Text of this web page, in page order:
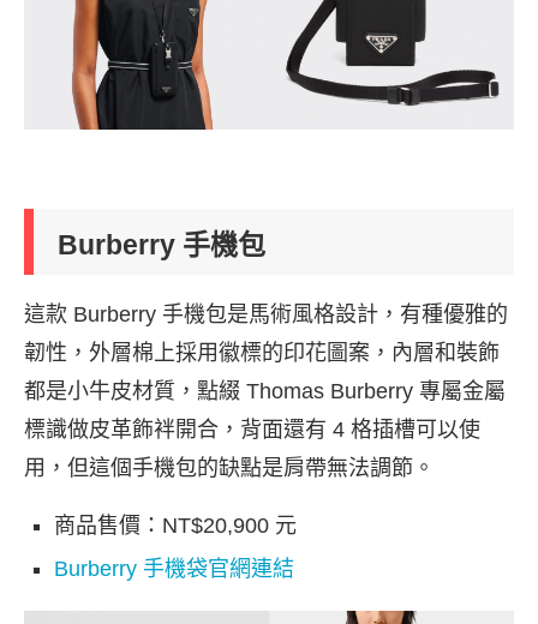
Burberry 手機包
這款 Burberry 手機包是馬術風格設計，有種優雅的
韌性，外層棉上採用徽標的印花圖案，內層和裝飾
都是小牛皮材質，點綴 Thomas Burberry 專屬金屬
標識做皮革飾袢開合，背面還有 4 格插槽可以使
用，但這個手機包的缺點是肩帶無法調節。
商品售價：NT$20,900 元
Burberry 手機袋官網連結